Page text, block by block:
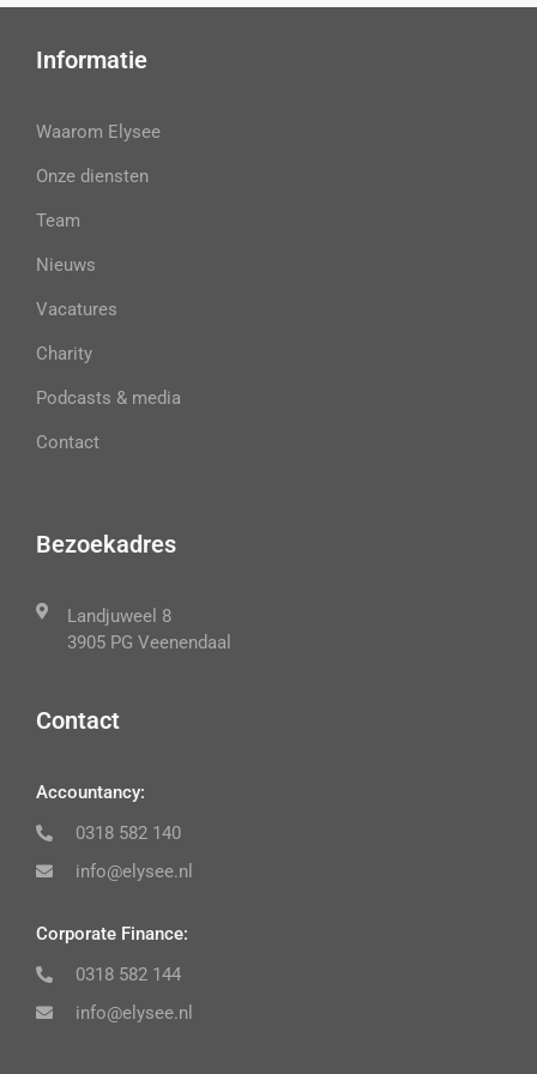
Informatie
Waarom Elysee
Onze diensten
Team
Nieuws
Vacatures
Charity
Podcasts & media
Contact
Bezoekadres
Landjuweel 8
3905 PG Veenendaal
Contact
Accountancy:
0318 582 140
info@elysee.nl
Corporate Finance:
0318 582 144
info@elysee.nl